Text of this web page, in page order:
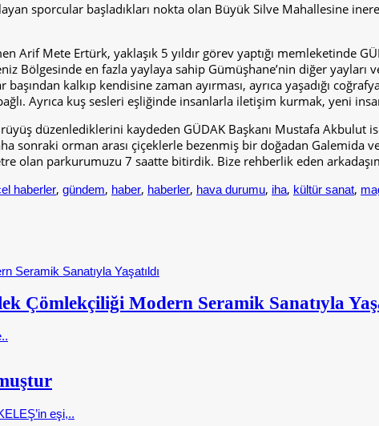
sporcular başladıkları nokta olan Büyük Silve Mahallesine
Arif Mete Ertürk, yaklaşık 5 yıldır görev yaptığı memleketinde
Bölgesinde en fazla yaylaya sahip Gümüşhane’nin diğer
kalkıp kendisine zaman ayırması, ayrıca yaşadığı
Ayrıca kuş sesleri eşliğinde insanlarla iletişim kurmak, yeni
düzenlediklerini kaydeden GÜDAK Başkanı Mustafa Akbulut
sonraki orman arası çiçeklerle bezenmiş bir doğadan Galemida
olan parkurumuzu 7 saatte bitirdik. Bize rehberlik eden
haberler, gündem, haber, haberler, hava durumu, iha, kültür sanat,
Çömlekçiliği Modern Seramik Sanatıyla
eşi,..